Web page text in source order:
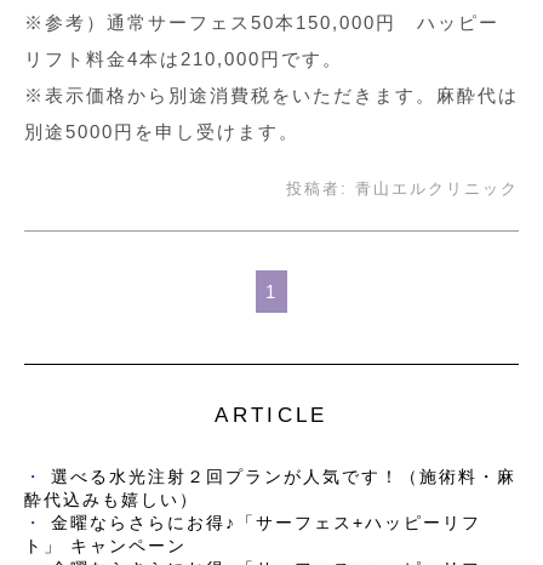
※参考）通常サーフェス50本150,000円 ハッピー
リフト料金4本は210,000円です。
※表示価格から別途消費税をいただきます。麻酔代は
別途5000円を申し受けます。
投稿者: 青山エルクリニック
1
ARTICLE
選べる水光注射２回プランが人気です！（施術料・麻
酔代込みも嬉しい）
金曜ならさらにお得♪「サーフェス+ハッピーリフ
ト」 キャンペーン